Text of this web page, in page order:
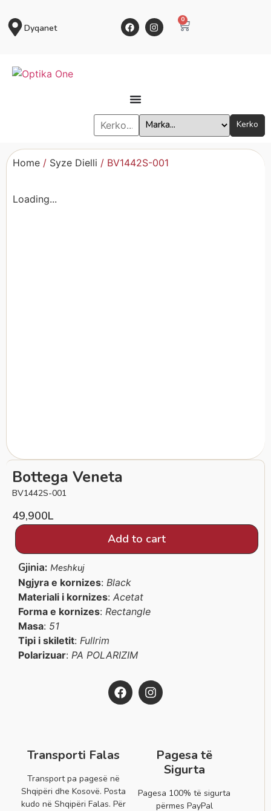
Dyqanet
0
Kerko
Home / Syze Dielli / BV1442S-001
Loading...
Bottega Veneta
BV1442S-001
49,900L
Add to cart
Gjinia: Meshkuj
Ngjyra e kornizes: Black
Materiali i kornizes: Acetat
Forma e kornizes: Rectangle
Masa: 51
Tipi i skiletit: Fullrim
Polarizuar: PA POLARIZIM
Transporti Falas
Transport pa pagesë në
Shqipëri dhe Kosovë. Posta
kudo në Shqipëri Falas. Për
Pagesa të
Sigurta
Pagesa 100% të sigurta
përmes PayPal